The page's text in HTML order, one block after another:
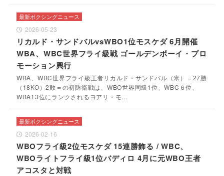
最新ボクシングニュース
2026-05-23
リカルド・サンドバルvsWBO1位モスケダ 6月開催
WBA、WBC世界フライ級戦 ゴールデンボーイ・プロ
モーション興行
WBA、WBC世界フライ級王者リカルド・サンドバル（米）＝27勝
（18KO）2敗＝の初防衛戦は、WBO世界同級1位、WBC６位、
WBA13位にランクされるヨアリ・モ…
最新ボクシングニュース
2026-02-16
WBOフライ級2位モスケダ 15連勝飾る / WBC、
WBOライトフライ級1位バディロ 4月に元WBO王者
アコスタと対戦